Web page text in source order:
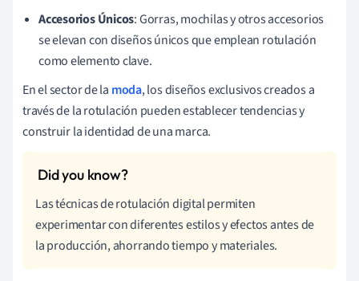
Accesorios Únicos: Gorras, mochilas y otros accesorios
se elevan con diseños únicos que emplean rotulación
como elemento clave.
En el sector de la moda, los diseños exclusivos creados a
través de la rotulación pueden establecer tendencias y
construir la identidad de una marca.
Las técnicas de rotulación digital permiten
experimentar con diferentes estilos y efectos antes de
la producción, ahorrando tiempo y materiales.